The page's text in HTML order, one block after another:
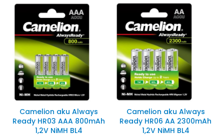
Camelion aku Always
Ready HR03 AAA 800mAh
1,2V NiMH BL4
Camelion aku Always
Ready HR06 AA 2300mAh
1,2V NiMH BL4